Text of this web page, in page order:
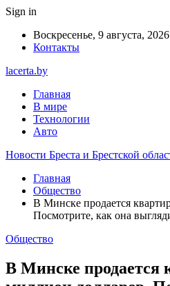
Sign in
Воскресенье, 9 августа, 2026
Контакты
lacerta.by
Главная
В мире
Технологии
Авто
Новости Бреста и Брестской
Главная
Общество
В Минске продается
Посмотрите, как она
Общество
В Минске продается